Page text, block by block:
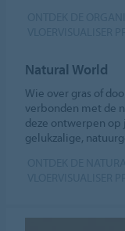
Natural World
Wie over gras of
verbonden met de
deze ontwerpen op
gelukzalige,